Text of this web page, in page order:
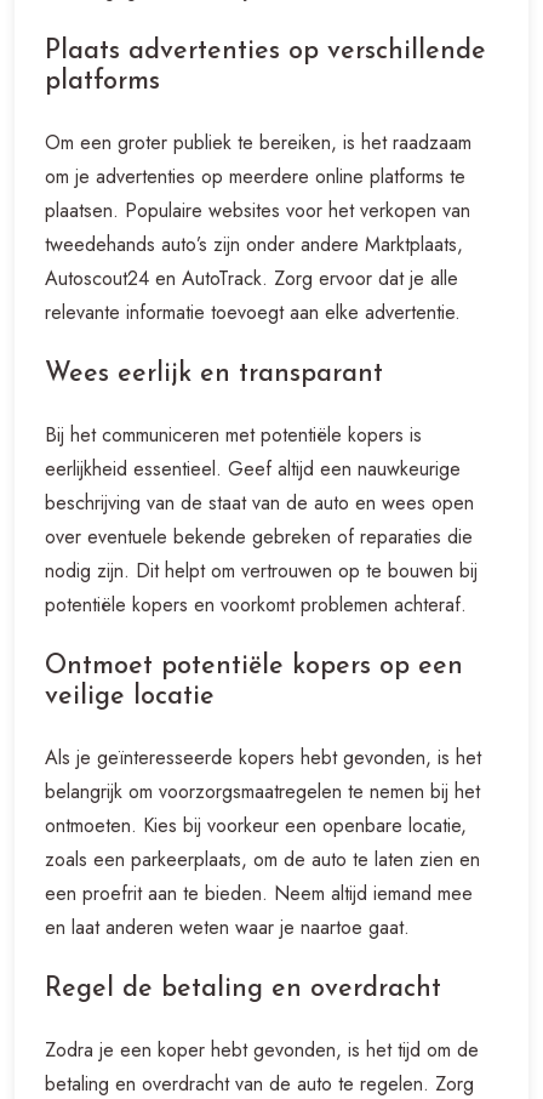
Plaats advertenties op verschillende
platforms
Om een groter publiek te bereiken, is het raadzaam
om je advertenties op meerdere online platforms te
plaatsen. Populaire websites voor het verkopen van
tweedehands auto’s zijn onder andere Marktplaats,
Autoscout24 en AutoTrack. Zorg ervoor dat je alle
relevante informatie toevoegt aan elke advertentie.
Wees eerlijk en transparant
Bij het communiceren met potentiële kopers is
eerlijkheid essentieel. Geef altijd een nauwkeurige
beschrijving van de staat van de auto en wees open
over eventuele bekende gebreken of reparaties die
nodig zijn. Dit helpt om vertrouwen op te bouwen bij
potentiële kopers en voorkomt problemen achteraf.
Ontmoet potentiële kopers op een
veilige locatie
Als je geïnteresseerde kopers hebt gevonden, is het
belangrijk om voorzorgsmaatregelen te nemen bij het
ontmoeten. Kies bij voorkeur een openbare locatie,
zoals een parkeerplaats, om de auto te laten zien en
een proefrit aan te bieden. Neem altijd iemand mee
en laat anderen weten waar je naartoe gaat.
Regel de betaling en overdracht
Zodra je een koper hebt gevonden, is het tijd om de
betaling en overdracht van de auto te regelen. Zorg